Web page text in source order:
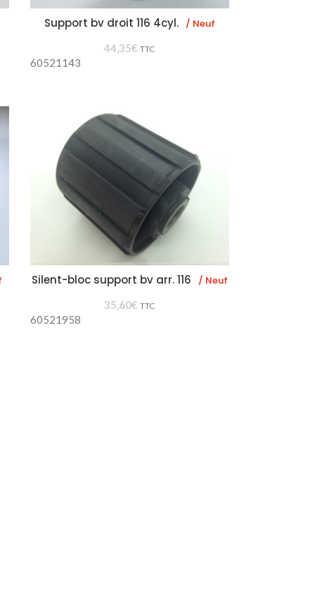
Support bv droit 116 4cyl. / Neuf
44,35€ TTC
60521143
Silent-bloc support bv arr. 116 / Neuf
35,60€ TTC
60521958